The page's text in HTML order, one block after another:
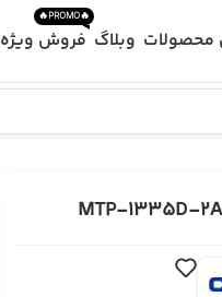
محصولات وبلاگ فروش ویژه
🔥PROMO🔥